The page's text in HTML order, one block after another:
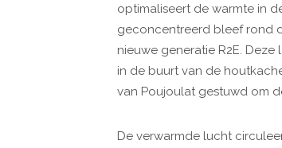
optimaliseert de warmte in
geconcentreerd bleef rond
nieuwe generatie R2E.
in de buurt van de
van Poujoulat gestuwd om
De verwarmde lucht